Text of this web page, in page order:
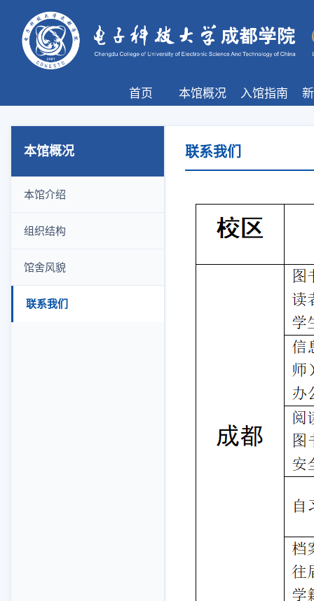
首页 本馆概况 入馆指南
本馆概况
本馆介绍
组织结构
馆舍风貌
联系我们
联系我们